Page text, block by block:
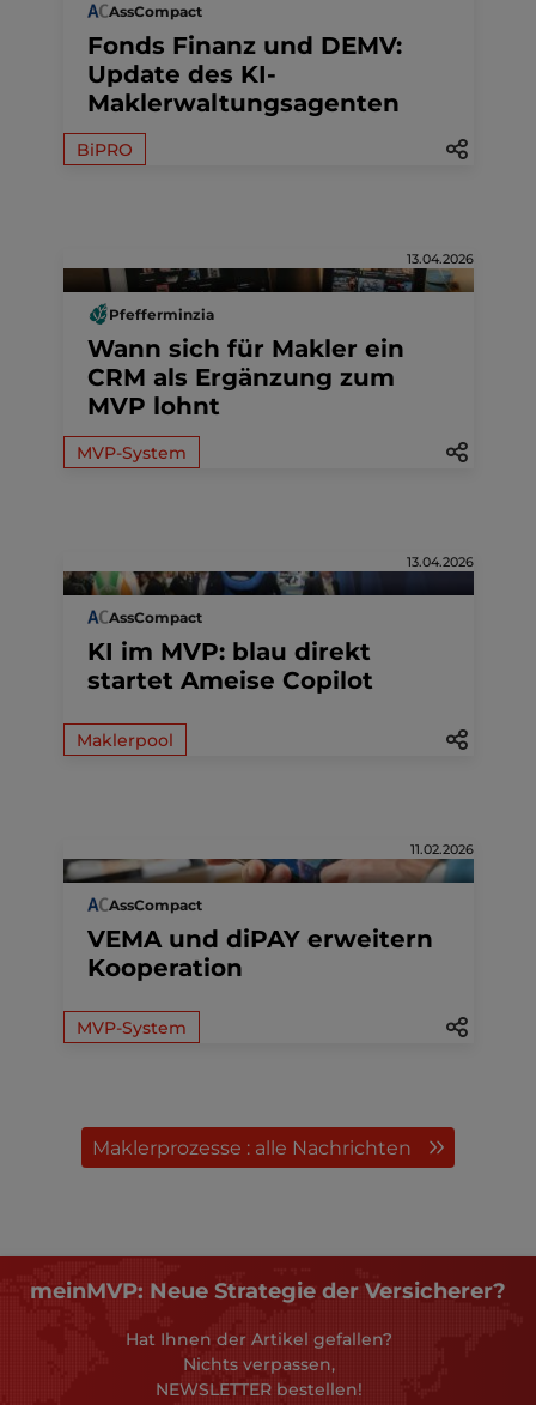
AssCompact
Fonds Finanz und DEMV:
Update des KI-
Maklerwaltungsagenten
BiPRO
13.04.2026
Pfefferminzia
Wann sich für Makler ein
CRM als Ergänzung zum
MVP lohnt
MVP-System
13.04.2026
AssCompact
KI im MVP: blau direkt
startet Ameise Copilot
Maklerpool
11.02.2026
AssCompact
VEMA und diPAY erweitern
Kooperation
MVP-System
Maklerprozesse : alle Nachrichten
meinMVP: Neue Strategie der Versicherer?
Hat Ihnen der Artikel gefallen?
Nichts verpassen,
NEWSLETTER bestellen!